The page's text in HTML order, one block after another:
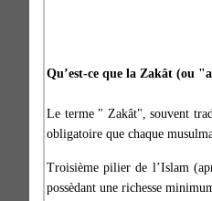
Qu’est-ce que la Zakât (ou
Le terme " Zakât", souvent
obligatoire que chaque
Troisième pilier de l’Islam
possèdant une richesse